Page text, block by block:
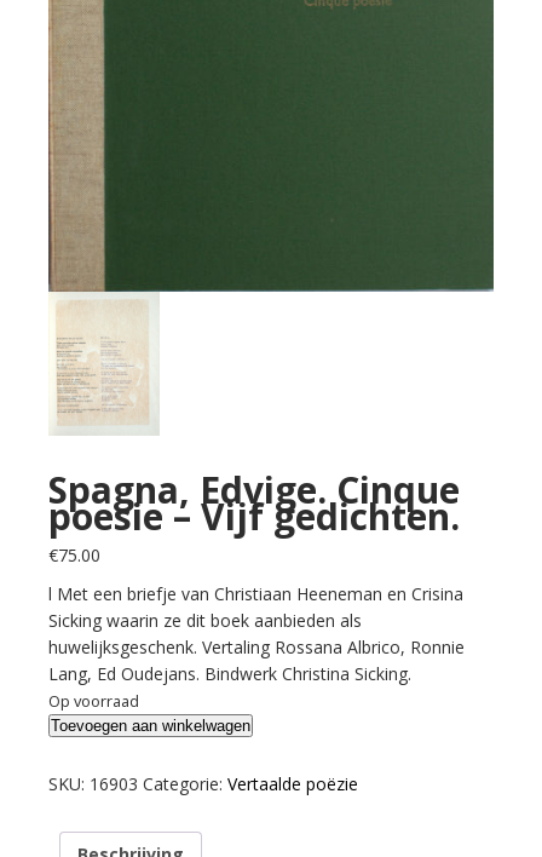
Spagna, Edvige. Cinque
poesie – Vijf gedichten.
€75.00
l Met een briefje van Christiaan Heeneman en Crisina
Sicking waarin ze dit boek aanbieden als
huwelijksgeschenk. Vertaling Rossana Albrico, Ronnie
Lang, Ed Oudejans. Bindwerk Christina Sicking.
Op voorraad
Spagna,
Cinque
Toevoegen aan winkelwagen
SKU: 16903 Categorie: Vertaalde poëzie